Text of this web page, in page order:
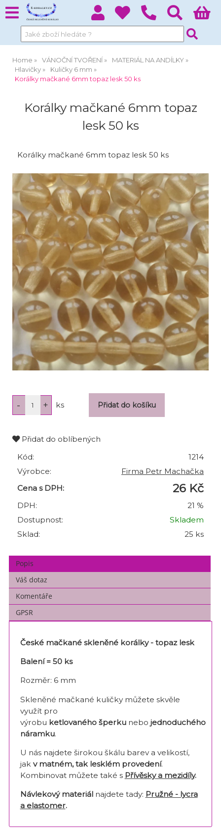
Home VÁNOČNÍ TVOŘENÍ
MATERIÁL NA ANDÍLKY
Hlavičky
Kuličky 6 mm
Korálky mačkané 6mm topaz lesk 50 ks
Korálky mačkané 6mm topaz
lesk 50 ks
Korálky mačkané 6mm topaz lesk 50 ks
ks
Přidat do oblíbených
Kód:
1214
Výrobce:
Firma Petr Machačka
Cena s DPH:
26 Kč
DPH:
21 %
Dostupnost:
Skladem
Sklad:
25 ks
Popis
Váš dotaz
Komentáře
GPSR
České mačkané skleněné korálky - topaz lesk
Balení = 50 ks
Rozměr: 6 mm
Skleněné mačkané kuličky můžete skvěle
využít pro
výrobu ketlovaného šperkunebo jednoduchého
náramku.
U nás najdete širokou škálu barev a velikostí,
jak v matném, tak lesklém provedení.
Kombinovat můžete také s Přívěsky a mezidíly.
Návlekový materiálnajdete tady: Pružné - lycra
a elastomer.